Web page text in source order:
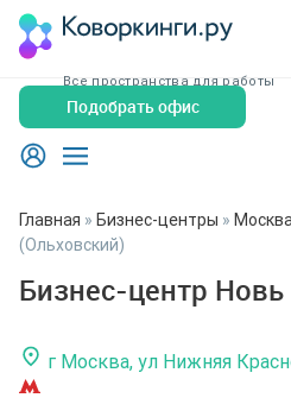
Все пространства для работы
Подобрать офис
Главная » Бизнес-центры »
(Ольховский)
Бизнес-центр
г Москва, ул Нижняя